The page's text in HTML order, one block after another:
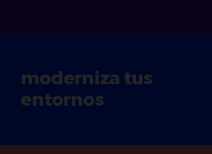
moderniza tus
entornos